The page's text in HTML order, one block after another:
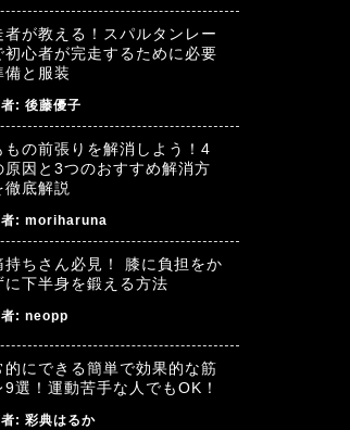
者が教える！スパルタンレー
初心者が完走するために必要
備と服装
: 後藤優子
もの前張りを解消しよう！4
原因と3つのおすすめ解消方
徹底解説
: moriharuna
持ちさん必見！ 膝に負担をか
に下半身を鍛える方法
: neopp
的にできる簡単で効果的な筋
9選！運動苦手な人でもOK！
: 彩典はるか